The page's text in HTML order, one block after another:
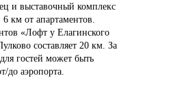
и выставочный комплекс
6 км от апартаментов.
«Лофт у Елагинского
составляет 20 км. За
гостей может быть
до аэропорта.